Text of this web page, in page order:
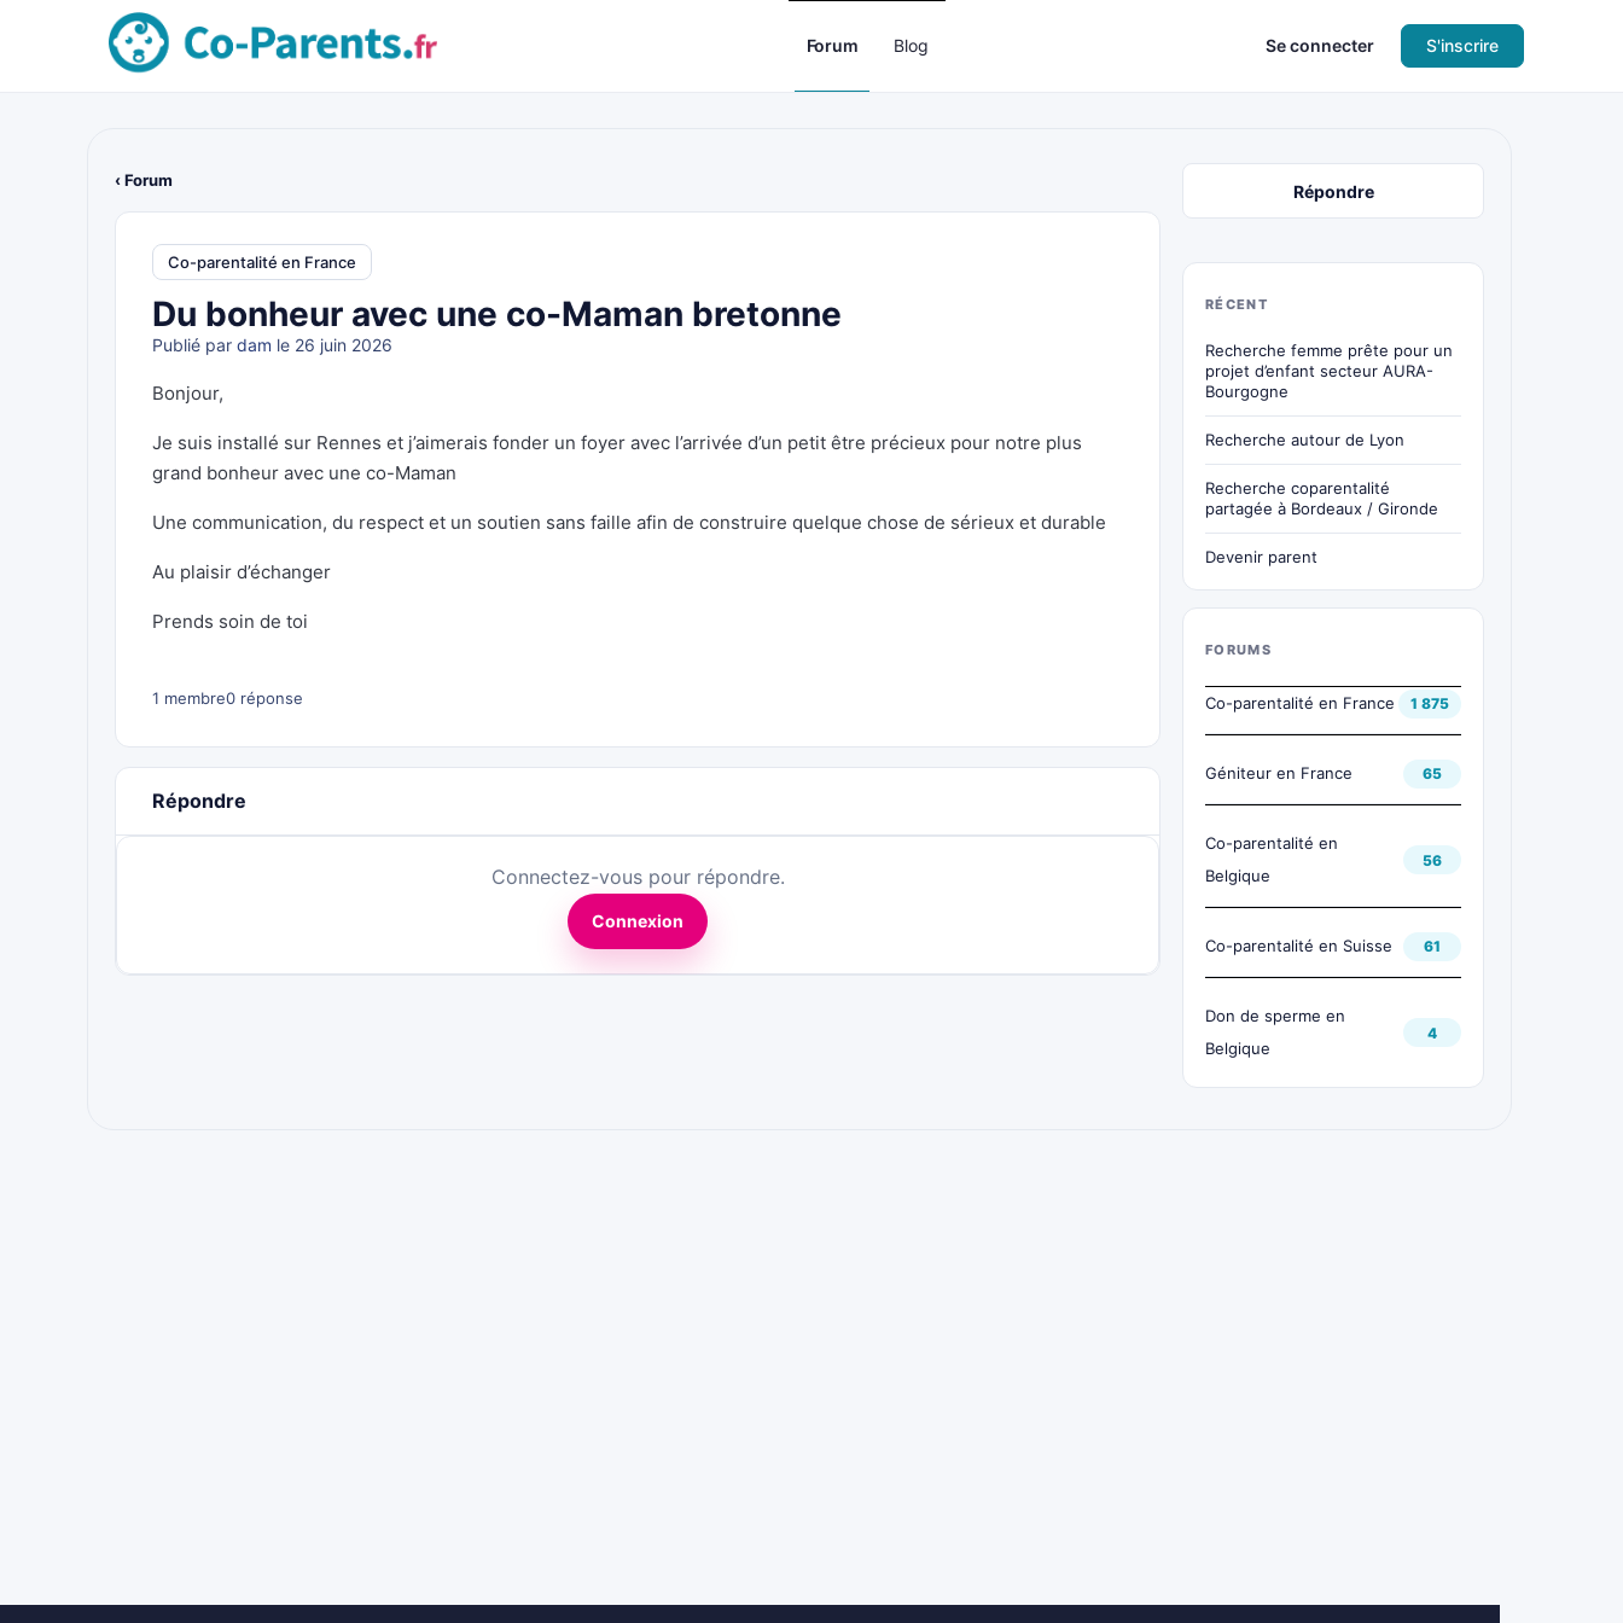
Forum Blog Se connecter S'inscrire
‹ Forum
Co-parentalité en France
Du bonheur avec une co-Maman bretonne
Publié par dam le 26 juin 2026
Bonjour,
Je suis installé sur Rennes et j’aimerais fonder un foyer avec l’arrivée d’un petit être précieux pour notre plus
grand bonheur avec une co-Maman
Une communication, du respect et un soutien sans faille afin de construire quelque chose de sérieux et durable
Au plaisir d’échanger
Prends soin de toi
1 membre0 réponse
Répondre
Connectez-vous pour répondre.
Connexion
Répondre
RÉCENT
Recherche femme prête pour un
projet d’enfant secteur AURA-
Bourgogne
Recherche autour de Lyon
Recherche coparentalité
partagée à Bordeaux / Gironde
Devenir parent
FORUMS
Co-parentalité en France 1 875
Géniteur en France 65
Co-parentalité en
Belgique
56
Co-parentalité en Suisse 61
Don de sperme en
Belgique
4